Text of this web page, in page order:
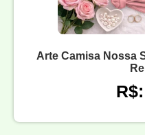
Arte Camisa Nossa